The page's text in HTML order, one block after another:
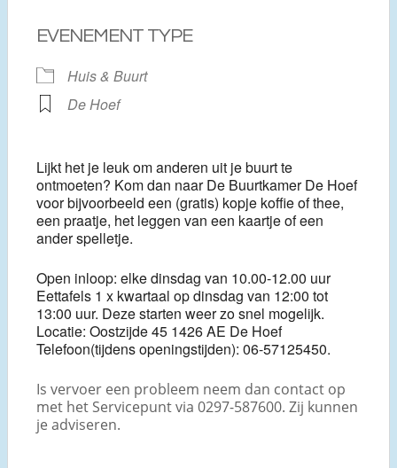
EVENEMENT TYPE
Huis & Buurt
De Hoef
Lijkt het je leuk om anderen uit je buurt te
ontmoeten? Kom dan naar De Buurtkamer De Hoef
voor bijvoorbeeld een (gratis) kopje koffie of thee,
een praatje, het leggen van een kaartje of een
ander spelletje.
Open inloop: elke dinsdag van 10.00-12.00 uur
Eettafels 1 x kwartaal op dinsdag van 12:00 tot
13:00 uur. Deze starten weer zo snel mogelijk.
Locatie: Oostzijde 45 1426 AE De Hoef
Telefoon(tijdens openingstijden): 06-57125450.
Is vervoer een probleem neem dan contact op
met het Servicepunt via 0297-587600. Zij kunnen
je adviseren.